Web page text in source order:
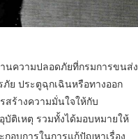
นความปลอดภัยที่กรมการขนส่ง
ภัย ประตูฉุกเฉินหรือทางออก
สร้างความมั่นใจให้กับ
ติเหตุ รวมทั้งได้มอบหมายให้
กอบการในการแก้ปัญหาเรื่อง